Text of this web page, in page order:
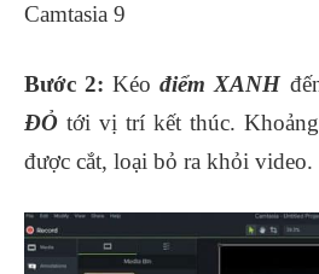
Camtasia 9
Bước 2: Kéođiểm XANH
ĐỎ tới vị trí kết thúc.
được cắt, loại bỏ ra khỏi video.